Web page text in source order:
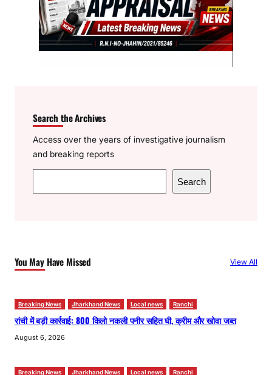
Search the Archives
Access over the years of investigative journalism
and breaking reports
e
h
Search
You May Have Missed View All
Breaking News Jharkhand News Local news Ranchi
रांची में बड़ी कार्रवाई: 800 किलो नकली पनीर सहित घी, क्रीम और खोवा जब्त
August 6, 2026
Breaking News Jharkhand News Local news Ranchi